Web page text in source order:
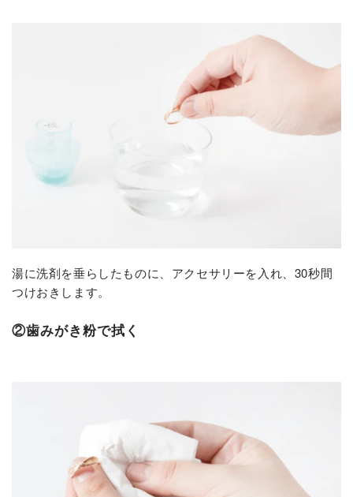
湯に洗剤を垂らしたものに、アクセサリーを入れ、30秒間
つけおきします。
②歯みがき粉で拭く